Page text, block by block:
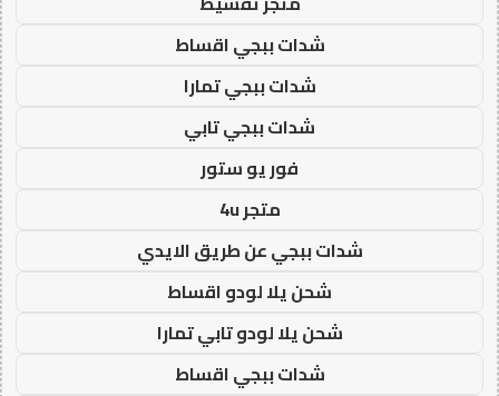
شدات ببجي اقساط
شدات ببجي تمارا
شدات ببجي تابي
فور يو ستور
متجر 4u
شدات ببجي عن طريق الايدي
شحن يلا لودو اقساط
شحن يلا لودو تابي تمارا
شدات ببجي اقساط